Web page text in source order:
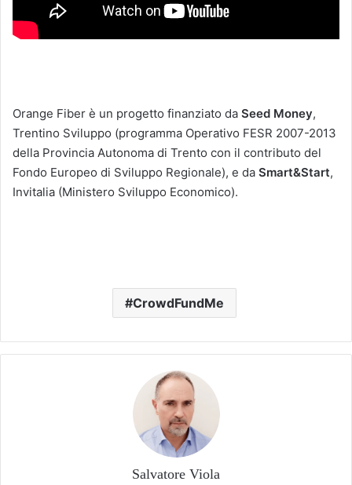
Orange Fiber è un progetto finanziato da Seed Money,
Trentino Sviluppo (programma Operativo FESR 2007-2013
della Provincia Autonoma di Trento con il contributo del
Fondo Europeo di Sviluppo Regionale), e da Smart&Start,
Invitalia (Ministero Sviluppo Economico).
CrowdFundMe
Salvatore Viola